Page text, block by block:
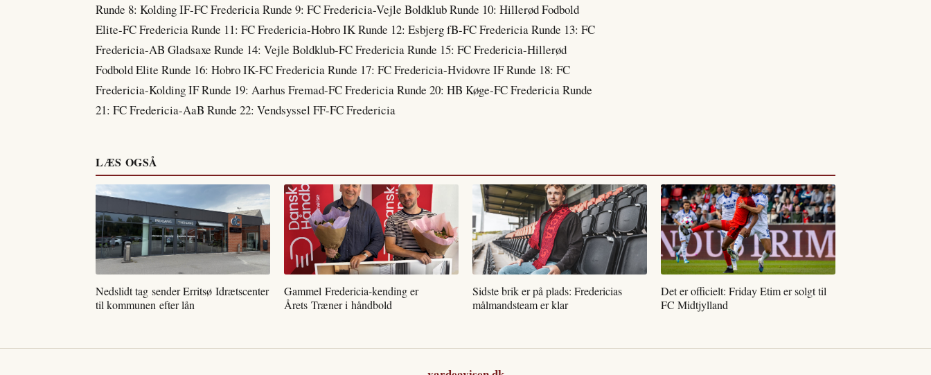
Runde 8: Kolding IF-FC Fredericia Runde 9: FC Fredericia-Vejle Boldklub Runde 10: Hillerød Fodbold
Elite-FC Fredericia Runde 11: FC Fredericia-Hobro IK Runde 12: Esbjerg fB-FC Fredericia Runde 13: FC
Fredericia-AB Gladsaxe Runde 14: Vejle Boldklub-FC Fredericia Runde 15: FC Fredericia-Hillerød
Fodbold Elite Runde 16: Hobro IK-FC Fredericia Runde 17: FC Fredericia-Hvidovre IF Runde 18: FC
Fredericia-Kolding IF Runde 19: Aarhus Fremad-FC Fredericia Runde 20: HB Køge-FC Fredericia Runde
21: FC Fredericia-AaB Runde 22: Vendsyssel FF-FC Fredericia
LÆS OGSÅ
Nedslidt tag sender Erritsø Idrætscenter
til kommunen efter lån
Gammel Fredericia-kending er
Årets Træner i håndbold
Sidste brik er på plads: Fredericias
målmandsteam er klar
Det er officielt: Friday Etim er solgt til
FC Midtjylland